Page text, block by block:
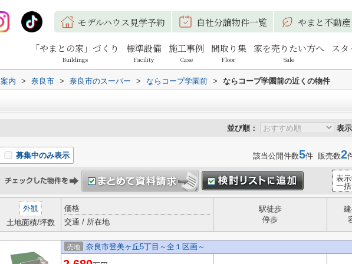
モデルハウス見学予約 自社分譲物件一覧 やまと不動
「やまとの家」づくり
Buildings
標準設備
Facility
施工事例
Case
間取り集
Floor
家を売りたい方へ
Sale
スタ
内 > 奈良市 > 奈良市のスーパー > ならコープ学園前 > ならコープ学園前の近くの物件
並び順： 表
募集中のみ表示 該当公開件数5件 販売数2
表
一
外観
土地面積/坪数
価格
交通 / 所在地
駅徒歩
停歩
売地 奈良市登美ヶ丘5丁目～全１区画～